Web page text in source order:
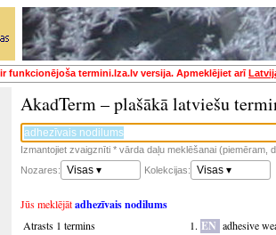
funkcionējoša termini.lza.lv versija. Apmeklējiet arī
AkadTerm – plašākā latviešu
Izmantojiet zvaigznīti * vārda daļu meklēšanai (piemēram,
Nozares:
Visas ▾ Kolekcijas: Visas ▾
Jūs meklējātadhezīvais nodilums
Atrasts 1 termins
EN adhesive